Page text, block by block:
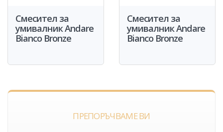
Смесител за
умивалник Andare
Bianco Bronze
Смесител за
умивалник Andare
Bianco Bronze
ПРЕПОРЪЧВАМЕ ВИ